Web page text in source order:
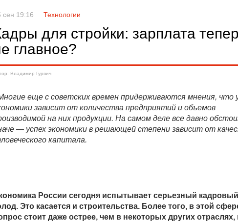
сен 19:16 Технологии
для стройки: зарплата
главное?
Владимир Гурвич
еще с советских времен придерживаются мнения, что
зависит от количества предприятий и объемов
на них продукции. На самом деле все давно
— успех экономики в решающей степени зависит от
капитала.
России сегодня испытывает серьезный кадровый
Это касается и строительства. Более того, в этой
стоит даже острее, чем в некоторых других отраслях,